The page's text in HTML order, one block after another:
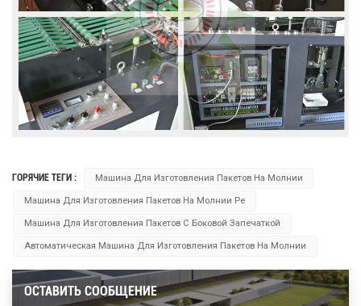
ГОРЯЧИЕ ТЕГИ : Машина Для Изготовления Пакетов На Молнии
Машина Для Изготовления Пакетов На Молнии Pe
Машина Для Изготовления Пакетов С Боковой Запечаткой
Автоматическая Машина Для Изготовления Пакетов На Молнии
ОСТАВИТЬ СООБЩЕНИЕ